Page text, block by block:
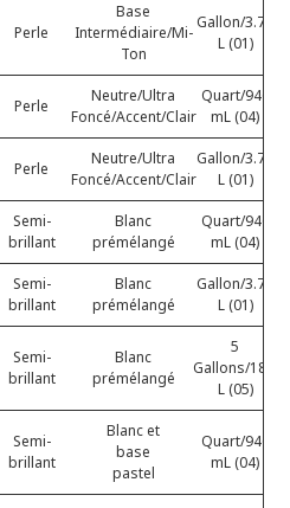
Perle
Base
Intermédiaire/Mi-
Ton
Gallon/3.78
L (01)
Perle
Neutre/Ultra
Foncé/Accent/Clair
Quart/946
mL (04)
Perle
Neutre/Ultra
Foncé/Accent/Clair
Gallon/3.78
L (01)
Semi-
brillant
Blanc
prémélangé
Quart/946
mL (04)
Semi-
brillant
Blanc
prémélangé
Gallon/3.78
L (01)
Semi-
brillant
Blanc
prémélangé
5
Gallons/18.9
L (05)
Semi-
brillant
Blanc et
base
pastel
Quart/946
mL (04)